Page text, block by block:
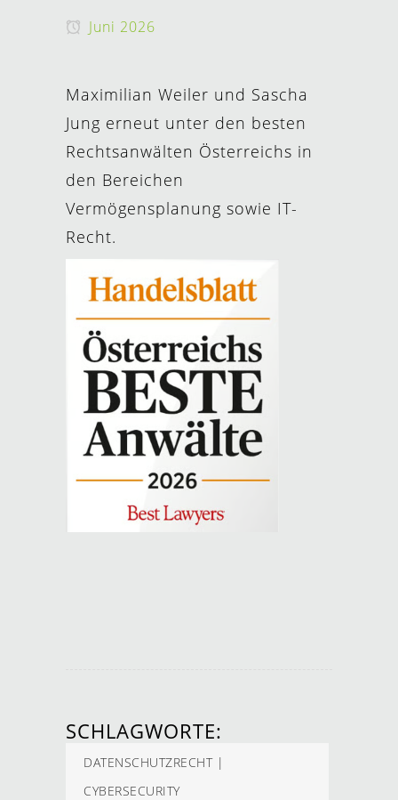
Juni 2026
Maximilian Weiler und Sascha
Jung erneut unter den besten
Rechtsanwälten Österreichs in
den Bereichen
Vermögensplanung sowie IT-
Recht.
SCHLAGWORTE:
DATENSCHUTZRECHT |
CYBERSECURITY